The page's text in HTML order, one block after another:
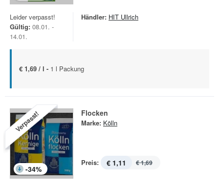
Leider verpasst!
Gültig: 08.01. -
14.01.
Händler: HIT Ullrich
€ 1,69 / l - 1 l Packung
Verpasst!
-34%
Flocken
Marke: Kölln
Preis: € 1,11 € 1,69